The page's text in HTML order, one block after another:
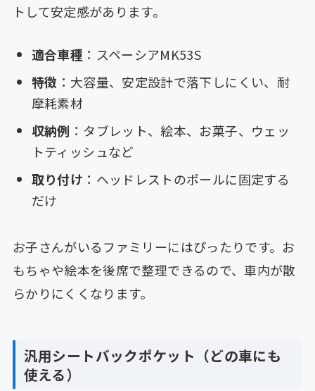
トして安定感があります。
適合車種 ：スペーシアMK53S
特徴 ：大容量、安定設計で落下しにくい、耐
摩耗素材
収納例 ：タブレット、絵本、お菓子、ウェッ
トティッシュなど
取り付け ：ヘッドレストのポールに固定する
だけ
お子さんがいるファミリーにはぴったりです。お
もちゃや絵本を後席で整理できるので、車内が散
らかりにくくなります。
汎用シートバックポケット（どの車にも
使える）